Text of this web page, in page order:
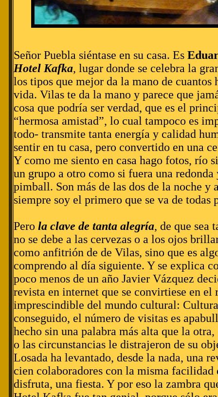
Señor Puebla siéntase en su casa. Es
Hotel Kafka, lugar donde se celebra la
los tipos que mejor da la mano de cuantos
vida. Vilas te da la mano y parece que
cosa que podría ser verdad, que es el
“hermosa amistad”, lo cual tampoco es
todo- transmite tanta energía y calidad
sentir en tu casa, pero convertido en una
Y como me siento en casa hago fotos, río
un grupo a otro como si fuera una redonda
pimball. Son más de las dos de la noche y
siempre soy el primero que se va de todas
Pero la clave de tanta alegría, de que sea
no se debe a las cervezas o a los ojos
como anfitrión de de Vilas, sino que es
comprendo al día siguiente. Y se explica
poco menos de un año Javier Vázquez
revista en internet que se convirtiese en el
imprescindible del mundo cultural:
conseguido, el número de visitas es
hecho sin una palabra más alta que la
o las circunstancias le distrajeron de su
Losada ha levantado, desde la nada, una
cien colaboradores con la misma facilidad
disfruta, una fiesta. Y por eso la zambra